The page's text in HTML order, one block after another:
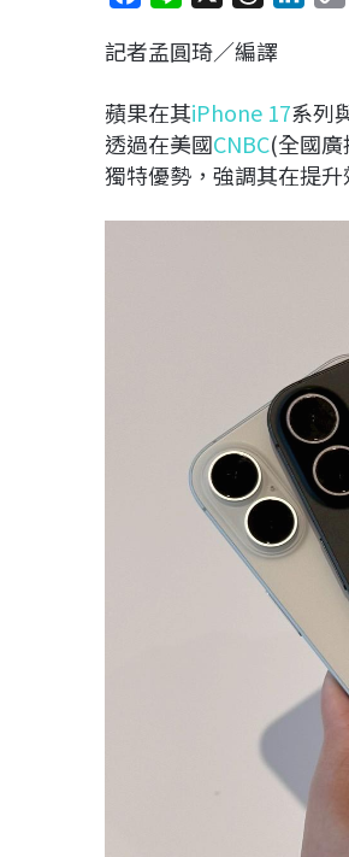
c
b
o
o
n
r
a
d
s
e
d
I
記者孟圓琦／編譯
蘋果在其iPhone 17系列
透過在美國CNBC(全國
獨特優勢，強調其在提